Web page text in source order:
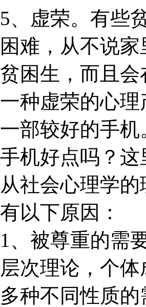
5、虚荣。有些
困难，从不说
贫困生，而且
一种虚荣的心
一部较好的手
手机好点吗？
从社会心理学
有以下原因：
1、被尊重的需
层次理论，个
多种不同性质